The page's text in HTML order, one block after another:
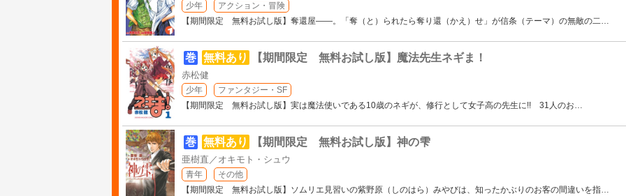
少年
アクション・冒険
【期間限定 無料お試し版】奪還屋――。「奪（と）られたら奪り還（かえ）せ」が信条（テーマ）の無敵の二…
巻 無料あり 【期間限定 無料お試し版】魔法先生ネギま！
赤松健
少年
ファンタジー・SF
【期間限定 無料お試し版】実は魔法使いである10歳のネギが、修行として女子高の先生に!! 31人のお…
巻 無料あり 【期間限定 無料お試し版】神の雫
亜樹直／オキモト・シュウ
青年
その他
【期間限定 無料お試し版】ソムリエ見習いの紫野原（しのはら）みやびは、知ったかぶりのお客の間違いを指…